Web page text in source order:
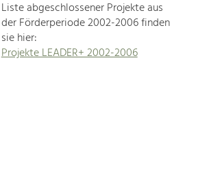
Deshalb
geben
wir
hier
Liste abgeschlossener Projekte aus
der Förderperiode 2002-2006 finden
sie hier:
Projekte LEADER+ 2002-2006